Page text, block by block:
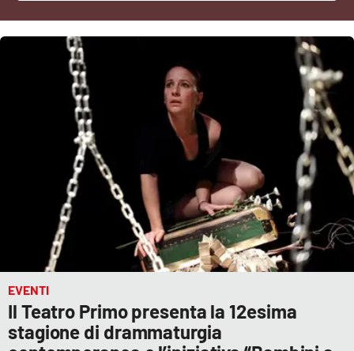
Economia e Lavoro
Società
Sport
RUBRICHE
Good Morning Vietnam
EVENTI
Il Teatro Primo presenta la 12esima
stagione di drammaturgia